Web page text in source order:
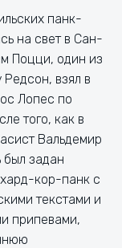
панк-
на свет в Сан-
Поцци, один из
взял в
Лопес по
того, как в
Вальдемир
был задан
кор-панк с
текстами и
припевами,